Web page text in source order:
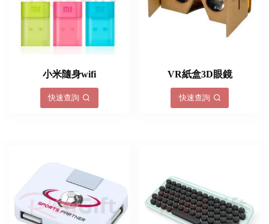
小米隨身wifi
快速查詢
VR紙盒3D眼鏡
快速查詢